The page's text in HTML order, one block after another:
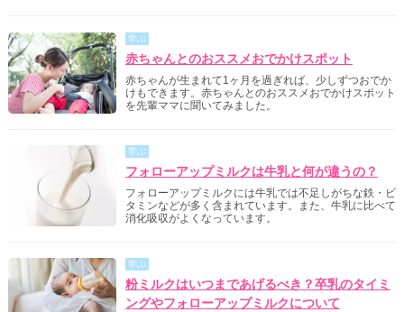
学ぶ
赤ちゃんとのおススメおでかけスポット
赤ちゃんが生まれて1ヶ月を過ぎれば、少しずつおでか
けもできます。赤ちゃんとのおススメおでかけスポット
を先輩ママに聞いてみました。
学ぶ
フォローアップミルクは牛乳と何が違うの？
フォローアップミルクには牛乳では不足しがちな鉄・ビ
タミンなどが多く含まれています。また、牛乳に比べて
消化吸収がよくなっています。
学ぶ
粉ミルクはいつまであげるべき？卒乳のタイミ
ングやフォローアップミルクについて